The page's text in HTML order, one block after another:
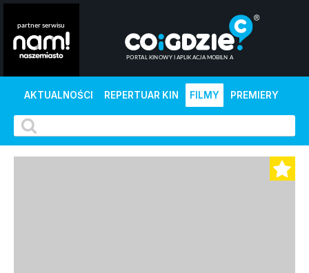
AKTUALNOŚCI REPERTUAR KIN FILMY PREMIERY